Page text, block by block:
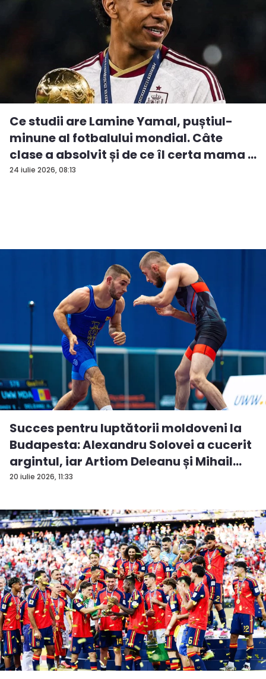
24 iulie 2026, 08:13
Ce studii are Lamine Yamal, puștiul-
minune al fotbalului mondial. Câte
clase a absolvit și de ce îl certa mama ...
20 iulie 2026, 11:33
Succes pentru luptătorii moldoveni la
Budapesta: Alexandru Solovei a cucerit
argintul, iar Artiom Deleanu și Mihail
Br...